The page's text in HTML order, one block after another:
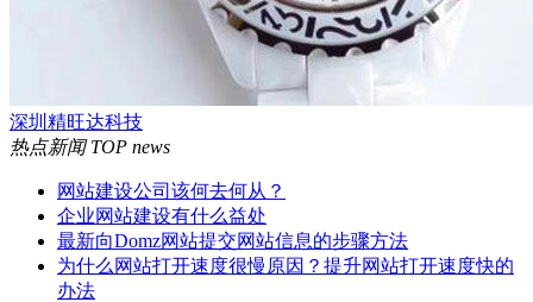
深圳精旺达科技
热点新闻TOP news
网站建设公司该何去何从？
企业网站建设有什么益处
最新向Domz网站提交网站信息的步骤方法
为什么网站打开速度很慢原因？提升网站打开速度快的
办法